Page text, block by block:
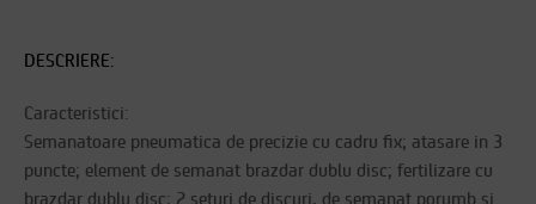
DESCRIERE:
Caracteristici:
Semanatoare pneumatica de precizie cu cadru fix; atasare in 3
puncte; element de semanat brazdar dublu disc; fertilizare cu
brazdar dublu disc; 2 seturi de discuri, de semanat porumb si